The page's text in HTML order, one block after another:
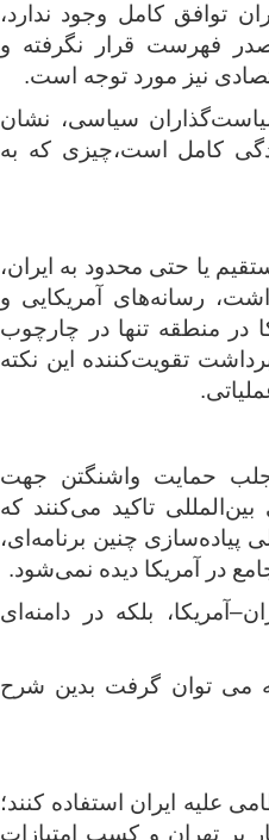
توافق کامل وجود ندارد،
فهرست قرار نگرفته و
نیز مورد توجه است.
سیاسی، نشان
کامل است،چیزی که به‌
یا حتی محدود به ایران،
رسانه‌های آمریکایی و
در منطقه تنها در چارچوب
تقویت‌کننده این نکته
جلب حمایت واشنگتن جهت
تاکید می‌کنند که
پیاده‌سازی چنین برنامه‌ای،
در آمریکا دیده نمی‌شود.
بلکه در دامنه‌ای
که می توان گرفت بدین شرح
علیه ایران استفاده کنند؛
بر تهران و کسب امتیازات